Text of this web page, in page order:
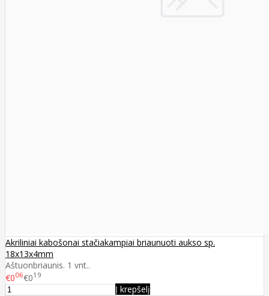
Akriliniai kabošonai stačiakampiai briaunuoti aukso sp.
18x13x4mm
Aštuonbriaunis. 1 vnt..
€006€019
Į krepšelį